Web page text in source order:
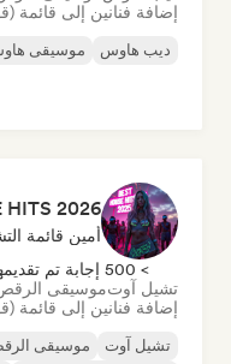
إضافة فنانين إلى قائمة
ديب هاوس موسيقى
HITS 2026
أمين قائمة
> 500 إجابة تم تقديمها
تشيل آوتموسيقى
إضافة فنانين إلى قائمة
تشيل آوت موسيقى